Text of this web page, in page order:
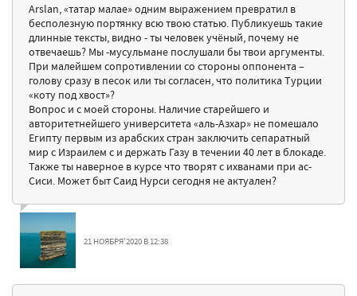
Arslan, «татар малае» одним выражением превратил в
бесполезную портянку всю твою статью. Публикуешь такие
длинные тексты, видно - ты человек учёный, почему не
отвечаешь? Мы -мусульмане послушали бы твои аргументы.
При малейшем сопротивлении со стороны оппонента –
голову сразу в песок или ты согласен, что политика Турции
«коту под хвост»?
Вопрос и с моей стороны. Наличие старейшего и
авторитетнейшего университета «аль-Азхар» не помешало
Египту первым из арабских стран заключить сепаратный
мир с Израилем с и держать Газу в течении 40 лет в блокаде.
Также ты наверное в курсе что творят с ихванами при ас-
Сиси. Может быт Саид Нурси сегодня не актуален?
21 НОЯБРЯ'2020 В 12:38